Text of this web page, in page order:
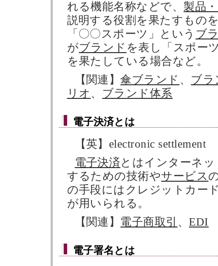
れる機能名称などで、 製品
説明する役割を果たすもの
「〇〇スポーツ」という ブ
がブランド を表し「スポー
を果たしている場合など。
【関連】傘ブランド 、 ブラ
リオ 、 ブランド体系
電子決済とは
【英】electronic settlement
電子決済 とはインターネ
するための技術やサービス
の手段にはクレジットカー
が用いられる。
【関連】 電子商取引 、EDI
電子署名 とは